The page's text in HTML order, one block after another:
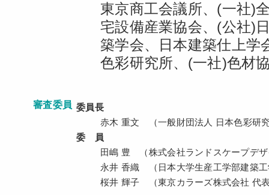
東京商工会議所、(一社)
宅設備産業協会、(公社)
築学会、日本建築仕上学
色彩研究所、(一社)色材
審査委員 委員長
赤木 重文 （一般財団法人 日本色彩研
委 員
田嶋 豊 （株式会社ランドスケープデ
永井 香織 （日本大学生産工学部建築
桜井 輝子 （東京カラーズ株式会社 代